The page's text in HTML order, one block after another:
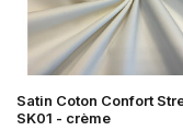
Satin Coton Confort
SK01 - crème